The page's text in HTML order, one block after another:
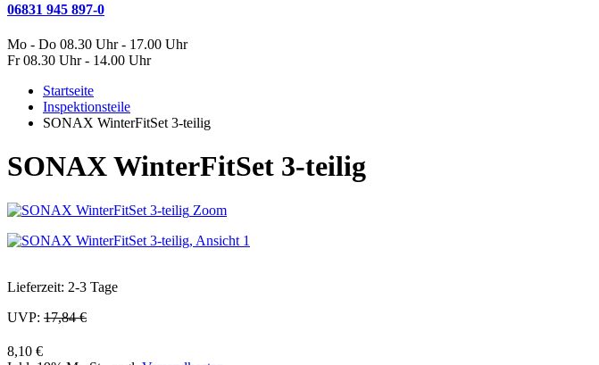
06831 945 897-0
Mo - Do 08.30 Uhr - 17.00 Uhr
Fr 08.30 Uhr - 14.00 Uhr
Startseite
Inspektionsteile
SONAX WinterFitSet 3-teilig
SONAX WinterFitSet 3-teilig
Zoom
Lieferzeit: 2-3 Tage
UVP: 17,84 €
8,10 €